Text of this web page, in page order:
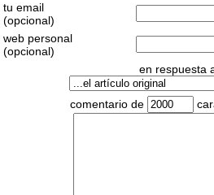
tu email
(opcional)
web personal
(opcional)
en respuesta
comentario de